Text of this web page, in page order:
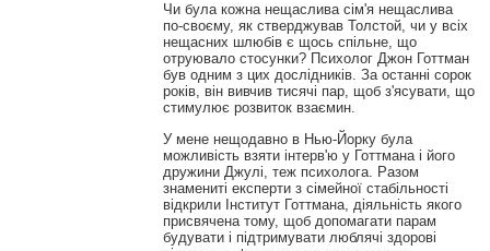
Чи була кожна нещаслива сім'я нещаслива
по-своєму, як стверджував Толстой, чи у всіх
нещасних шлюбів є щось спільне, що
отруювало стосунки? Психолог Джон Готтман
був одним з цих дослідників. За останні сорок
років, він вивчив тисячі пар, щоб з'ясувати, що
стимулює розвиток взаємин.
У мене нещодавно в Нью-Йорку була
можливість взяти інтерв'ю у Готтмана і його
дружини Джулі, теж психолога. Разом
знамениті експерти з сімейної стабільності
відкрили Інститут Готтмана, діяльність якого
присвячена тому, щоб допомагати парам
будувати і підтримувати люблячі здорові